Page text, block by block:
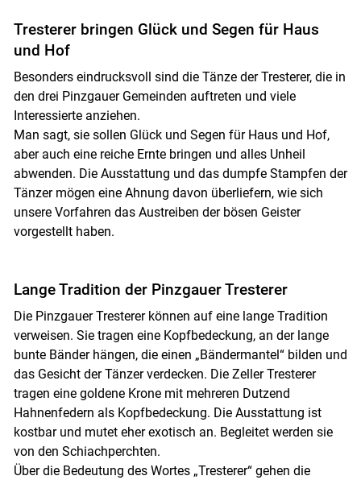
Tresterer bringen Glück und Segen für Haus
und Hof
Besonders eindrucksvoll sind die Tänze der Tresterer, die in
den drei Pinzgauer Gemeinden auftreten und viele
Interessierte anziehen.
Man sagt, sie sollen Glück und Segen für Haus und Hof,
aber auch eine reiche Ernte bringen und alles Unheil
abwenden. Die Ausstattung und das dumpfe Stampfen der
Tänzer mögen eine Ahnung davon überliefern, wie sich
unsere Vorfahren das Austreiben der bösen Geister
vorgestellt haben.
Lange Tradition der Pinzgauer Tresterer
Die Pinzgauer Tresterer können auf eine lange Tradition
verweisen. Sie tragen eine Kopfbedeckung, an der lange
bunte Bänder hängen, die einen „Bändermantel“ bilden und
das Gesicht der Tänzer verdecken. Die Zeller Tresterer
tragen eine goldene Krone mit mehreren Dutzend
Hahnenfedern als Kopfbedeckung. Die Ausstattung ist
kostbar und mutet eher exotisch an. Begleitet werden sie
von den Schiachperchten.
Über die Bedeutung des Wortes „Tresterer“ gehen die